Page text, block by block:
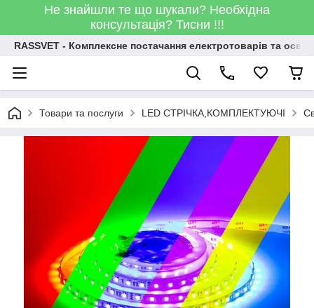
Не знайшли те що шукали? Необхідна
консультація? Тисни !!!
RASSVET - Комплексне постачання електротоварів та
Товари та послуги LED СТРІЧКА,КОМПЛЕКТУЮЧІ